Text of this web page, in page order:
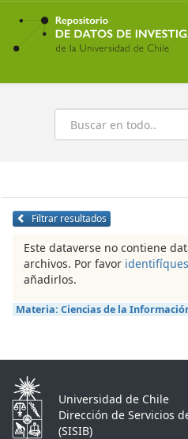
Ir
contenido
principal
Buscar
Filtrar resultados
Este dataverse no contiene
archivos. Por favor
añadirlos.
Materia: Ciencias de la
Universidad de Chile
Dirección de Servicios
(SISIB)